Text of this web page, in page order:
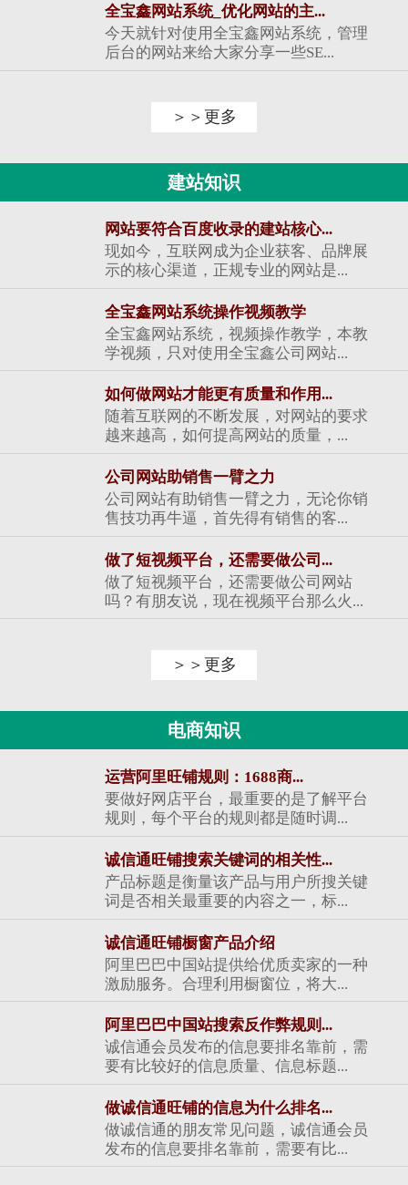
全宝鑫网站系统_优化网站的主...
今天就针对使用全宝鑫网站系统，管理
后台的网站来给大家分享一些SE...
＞＞更多
建站知识
网站要符合百度收录的建站核心...
现如今，互联网成为企业获客、品牌展
示的核心渠道，正规专业的网站是...
全宝鑫网站系统操作视频教学
全宝鑫网站系统，视频操作教学，本教
学视频，只对使用全宝鑫公司网站...
如何做网站才能更有质量和作用...
随着互联网的不断发展，对网站的要求
越来越高，如何提高网站的质量，...
公司网站助销售一臂之力
公司网站有助销售一臂之力，无论你销
售技功再牛逼，首先得有销售的客...
做了短视频平台，还需要做公司...
做了短视频平台，还需要做公司网站
吗？有朋友说，现在视频平台那么火...
＞＞更多
电商知识
运营阿里旺铺规则：1688商...
要做好网店平台，最重要的是了解平台
规则，每个平台的规则都是随时调...
诚信通旺铺搜索关键词的相关性...
产品标题是衡量该产品与用户所搜关键
词是否相关最重要的内容之一，标...
诚信通旺铺橱窗产品介绍
阿里巴巴中国站提供给优质卖家的一种
激励服务。合理利用橱窗位，将大...
阿里巴巴中国站搜索反作弊规则...
诚信通会员发布的信息要排名靠前，需
要有比较好的信息质量、信息标题...
做诚信通旺铺的信息为什么排名...
做诚信通的朋友常见问题，诚信通会员
发布的信息要排名靠前，需要有比...